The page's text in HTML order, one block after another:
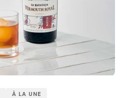
À LA UNE